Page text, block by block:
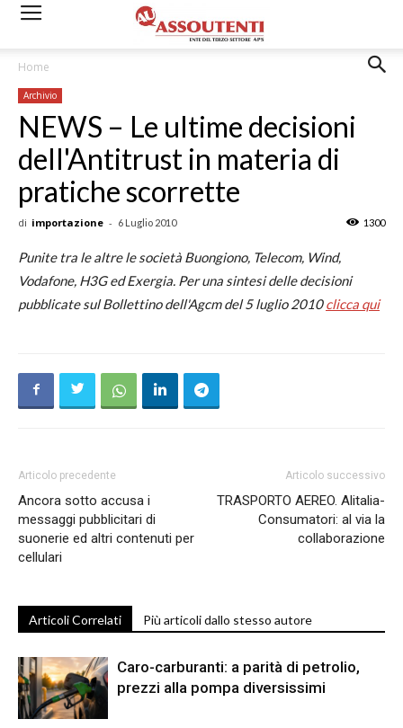
Home
Archivio
NEWS – Le ultime decisioni
dell'Antitrust in materia di
pratiche scorrette
di importazione - 6 Luglio 2010 1300
Punite tra le altre le società Buongiono, Telecom, Wind,
Vodafone, H3G ed Exergia. Per una sintesi delle decisioni
pubblicate sul Bollettino dell'Agcm del 5 luglio 2010clicca qui
Articolo precedente
Ancora sotto accusa i
messaggi pubblicitari di
suonerie ed altri contenuti per
cellulari
Articolo successivo
TRASPORTO AEREO. Alitalia-
Consumatori: al via la
collaborazione
Articoli Correlati Più articoli dallo stesso autore
Caro-carburanti: a parità di petrolio,
prezzi alla pompa diversissimi